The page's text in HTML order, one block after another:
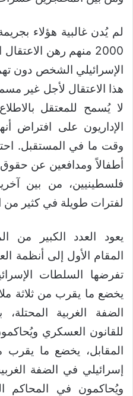
لم يُدن غالبية هؤلاء
2000 منهم رهن
الإسرائيلي الشخص دون
هذا الاعتقال لأجل غير
لا يُسمح للمعتقل
الإداريون على افتراض
وقت ما في المستقبل.
أطفالاً ومدافعين عن
فلسطينيين، من بين
لفترات طويلة في كثير من
يعود العدد الكبير من
المقام الأول إلى أنظمة
تفرضها السلطات
يخضع ما يقرب من ثلاثة
الضفة الغربية
للقانون العسكري
المقابل، يخضع ما
إسرائيلي في الضفة
ويُحاكمون في المحاكم